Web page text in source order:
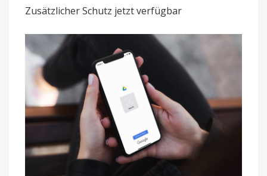
jetzt
mit
Touch
ID
Zusätzlicher Schutz jetzt verfügbar